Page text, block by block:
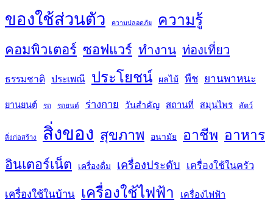
ของใช้ส่วนตัว ความปลอดภัย ความรู้
คอมพิวเตอร์ ซอฟแวร์ ทำงาน ท่องเที่ยว
ธรรมชาติ ประเพณี ประโยชน์ ผลไม้ พืช ยานพาหนะ
ยานยนต์ รถ รถยนต์ ร่างกาย วันสำคัญ สถานที่ สมุนไพร สัตว์
สิ่งก่อสร้าง สิ่งของ สุขภาพ อนามัย อาชีพ อาหาร
อินเตอร์เน็ต เครื่องดื่ม เครื่องประดับ เครื่องใช้ในครัว
เครื่องใช้ในบ้าน เครื่องใช้ไฟฟ้า เครื่องไฟฟ้า